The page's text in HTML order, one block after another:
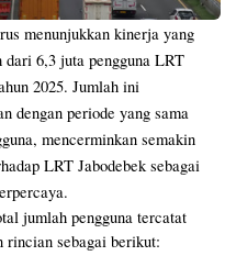
menunjukkan kinerja yang
6,3 juta pengguna LRT
2025. Jumlah ini
dengan periode yang sama
mencerminkan semakin
LRT Jabodebek sebagai
jumlah pengguna tercatat
rincian sebagai berikut: